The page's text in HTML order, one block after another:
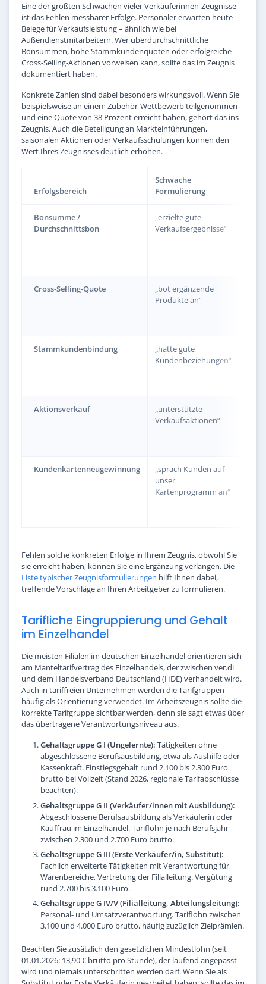
Eine der größten Schwächen vieler Verkäuferinnen-Zeugnisse
ist das Fehlen messbarer Erfolge. Personaler erwarten heute
Belege für Verkaufsleistung – ähnlich wie bei
Außendienstmitarbeitern. Wer überdurchschnittliche
Bonsummen, hohe Stammkundenquoten oder erfolgreiche
Cross-Selling-Aktionen vorweisen kann, sollte das im Zeugnis
dokumentiert haben.
Konkrete Zahlen sind dabei besonders wirkungsvoll. Wenn Sie
beispielsweise an einem Zubehör-Wettbewerb teilgenommen
und eine Quote von 38 Prozent erreicht haben, gehört das ins
Zeugnis. Auch die Beteiligung an Markteinführungen,
saisonalen Aktionen oder Verkaufsschulungen können den
Wert Ihres Zeugnisses deutlich erhöhen.
Erfolgsbereich
Schwache
Formulierung
Bonsumme /
Durchschnittsbon
„erzielte gute
Verkaufsergebnisse“
Cross-Selling-Quote
„bot ergänzende
Produkte an“
Stammkundenbindung
„hatte gute
Kundenbeziehungen“
Aktionsverkauf
„unterstützte
Verkaufsaktionen“
Kundenkartenneugewinnung
„sprach Kunden auf
unser
Kartenprogramm an“
Fehlen solche konkreten Erfolge in Ihrem Zeugnis, obwohl Sie
sie erreicht haben, können Sie eine Ergänzung verlangen. Die
Liste typischer Zeugnisformulierungen hilft Ihnen dabei,
treffende Vorschläge an Ihren Arbeitgeber zu formulieren.
Tarifliche Eingruppierung und Gehalt
im Einzelhandel
Die meisten Filialen im deutschen Einzelhandel orientieren sich
am Manteltarifvertrag des Einzelhandels, der zwischen ver.di
und dem Handelsverband Deutschland (HDE) verhandelt wird.
Auch in tariffreien Unternehmen werden die Tarifgruppen
häufig als Orientierung verwendet. Im Arbeitszeugnis sollte die
korrekte Tarifgruppe sichtbar werden, denn sie sagt etwas über
das übertragene Verantwortungsniveau aus.
Gehaltsgruppe G I (Ungelernte): Tätigkeiten ohne
abgeschlossene Berufsausbildung, etwa als Aushilfe oder
Kassenkraft. Einstiegsgehalt rund 2.100 bis 2.300 Euro
brutto bei Vollzeit (Stand 2026, regionale Tarifabschlüsse
beachten).
Gehaltsgruppe G II (Verkäufer/innen mit Ausbildung):
Abgeschlossene Berufsausbildung als Verkäuferin oder
Kauffrau im Einzelhandel. Tariflohn je nach Berufsjahr
zwischen 2.300 und 2.700 Euro brutto.
Gehaltsgruppe G III (Erste Verkäufer/in, Substitut):
Fachlich erweiterte Tätigkeiten mit Verantwortung für
Warenbereiche, Vertretung der Filialleitung. Vergütung
rund 2.700 bis 3.100 Euro.
Gehaltsgruppe G IV/V (Filialleitung, Abteilungsleitung):
Personal- und Umsatzverantwortung. Tariflohn zwischen
3.100 und 4.000 Euro brutto, häufig zuzüglich Zielprämien.
Beachten Sie zusätzlich den gesetzlichen Mindestlohn (seit
01.01.2026: 13,90 € brutto pro Stunde), der laufend angepasst
wird und niemals unterschritten werden darf. Wenn Sie als